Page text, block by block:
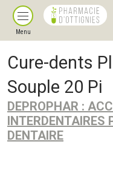
Menu
Cure-dents
Souple 20 Pi
DEPROPHAR :
INTERDENTAIRES
DENTAIRE